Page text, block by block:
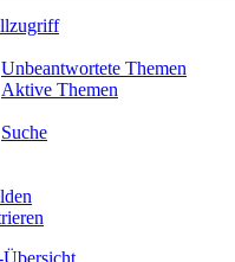
Unbeantwortete Themen
Aktive Themen
Suche